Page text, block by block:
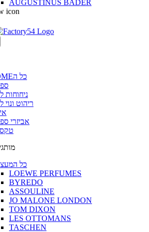
AUGUSTINUS BADER
HOMEכל ה
ניחוחות
ריהוט ונוי
אביזרי
כל
LOEWE PERFUMES
BYREDO
ASSOULINE
JO MALONE LONDON
TOM DIXON
LES OTTOMANS
TASCHEN